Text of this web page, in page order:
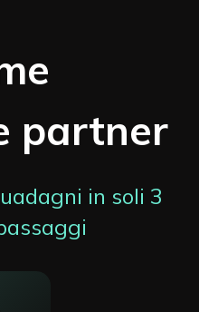
partner
in soli 3